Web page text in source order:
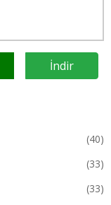
İndir
(40)
(33)
(33)